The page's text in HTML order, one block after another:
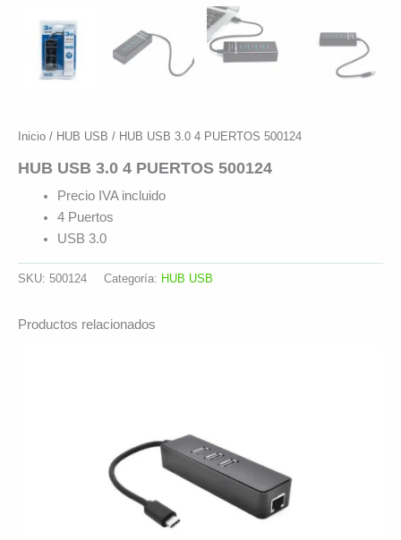
Inicio / HUB USB / HUB USB 3.0 4 PUERTOS 500124
HUB USB 3.0 4 PUERTOS 500124
Precio IVA incluido
4 Puertos
USB 3.0
SKU: 500124 Categoría: HUB USB
Productos relacionados